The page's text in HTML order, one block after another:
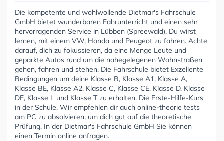
Die kompetente und wohlwollende Dietmar's Fahrschule
GmbH bietet wunderbaren Fahrunterricht und einen sehr
hervorragenden Service in Lübben (Spreewald). Du wirst
lernen, mit einem VW, Honda und Peugeot zu fahren. Achte
darauf, dich zu fokussieren, da eine Menge Leute und
geparkte Autos rund um die nahegelegenen Wohnstraßen
gehen, fahren und stehen. Die Fahrschule bietet Exzellente
Bedingungen um deine Klasse B, Klasse A1, Klasse A,
Klasse BE, Klasse A2, Klasse C, Klasse CE, Klasse D, Klasse
DE, Klasse L und Klasse T zu erhalten. Die Erste-Hilfe-Kurs
in der Schule. Wir empfehlen dir auch online-theorie tests
am PC zu absolvieren, um dich gut auf die theoretische
Prüfung. In der Dietmar's Fahrschule GmbH Sie können
einen Termin online anfragen.